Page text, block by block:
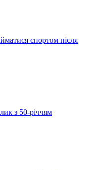
спортом після
з 50-річчям